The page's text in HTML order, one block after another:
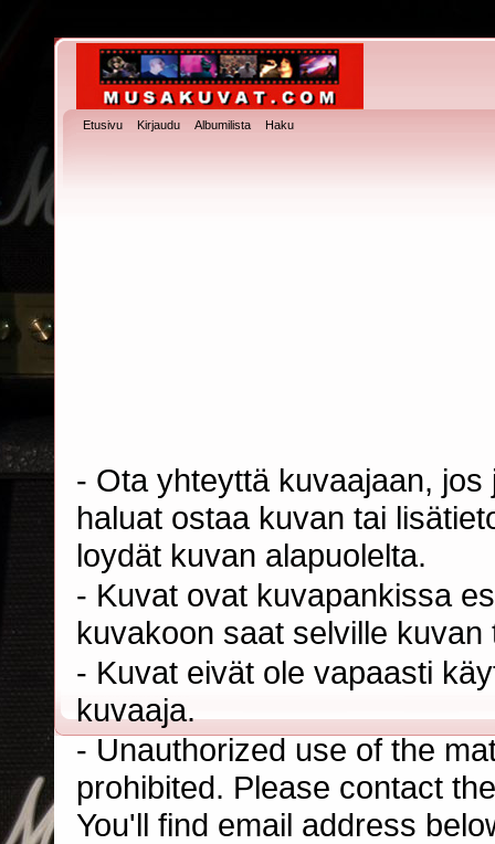
Etusivu Kirjaudu Albumilista Haku
- Ota yhteyttä kuvaajaan,
haluat ostaa kuvan tai
loydät kuvan alapuolelta.
- Kuvat ovat kuvapankissa
kuvakoon saat selville
- Kuvat eivät ole vapaasti
kuvaaja.
- Unauthorized use of the
prohibited. Please contact
You'll find email address